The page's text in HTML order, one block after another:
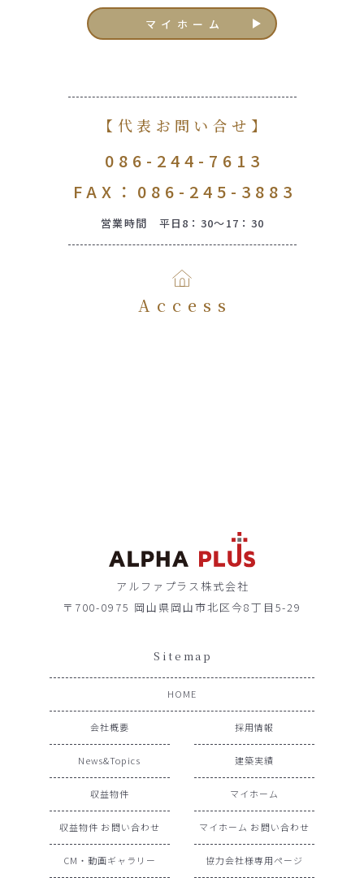
マイホーム
【代表お問い合せ】
086-244-7613
FAX：086-245-3883
営業時間 平日8：30～17：30
Access
アルファプラス株式会社
〒700-0975 岡山県岡山市北区今8丁目5-29
Sitemap
HOME
会社概要 採用情報
News&Topics 建築実績
収益物件 マイホーム
収益物件 お問い合わせ マイホーム お問い合わせ
CM・動画ギャラリー 協力会社様専用ページ